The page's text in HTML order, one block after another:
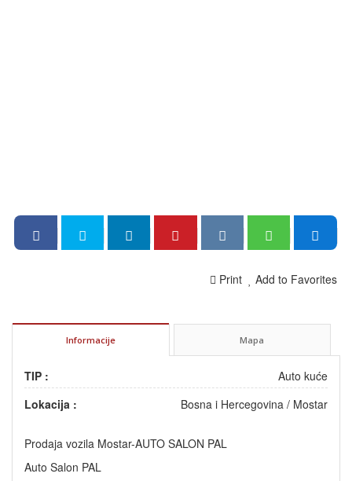
Add to Favorites
Print
Informacije Mapa
TIP :
Auto kuće
Lokacija :
Bosna i Hercegovina / Mostar
Prodaja vozila Mostar-AUTO SALON PAL
Auto Salon PAL